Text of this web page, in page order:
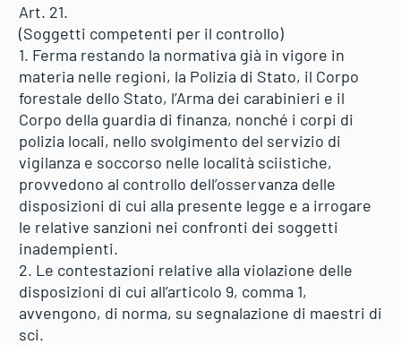
Art. 21.
(Soggetti competenti per il controllo)
1. Ferma restando la normativa già in vigore in
materia nelle regioni, la Polizia di Stato, il Corpo
forestale dello Stato, l’Arma dei carabinieri e il
Corpo della guardia di finanza, nonché i corpi di
polizia locali, nello svolgimento del servizio di
vigilanza e soccorso nelle località sciistiche,
provvedono al controllo dell’osservanza delle
disposizioni di cui alla presente legge e a irrogare
le relative sanzioni nei confronti dei soggetti
inadempienti.
2. Le contestazioni relative alla violazione delle
disposizioni di cui all’articolo 9, comma 1,
avvengono, di norma, su segnalazione di maestri di
sci.